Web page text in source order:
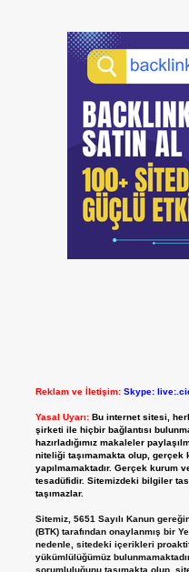
Reklam ve İletişim: Skype:
Yasal Uyarı: Bu internet sitesi,
şirketi ile hiçbir bağlantısı
hazırladığımız makaleler
niteliği taşımamakta olup, gerçek
yapılmamaktadır. Gerçek kurum
tesadüfidir. Sitemizdeki bilgiler
taşımazlar.
Sitemiz, 5651 Sayılı Kanun
(BTK) tarafından onaylanmış bir
nedenle, sitedeki içerikleri
yükümlülüğümüz